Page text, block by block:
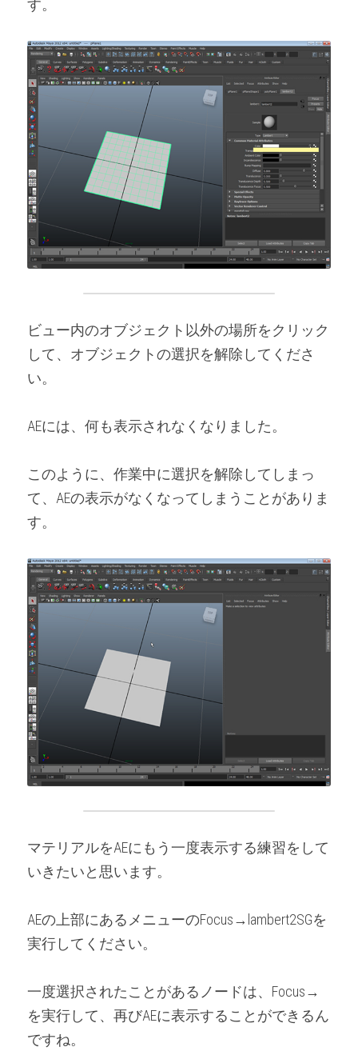
す。
ビュー内のオブジェクト以外の場所をクリック
して、オブジェクトの選択を解除してくださ
い。
AEには、何も表示されなくなりました。
このように、作業中に選択を解除してしまっ
て、AEの表示がなくなってしまうことがありま
す。
マテリアルをAEにもう一度表示する練習をして
いきたいと思います。
AEの上部にあるメニューのFocus→lambert2SGを
実行してください。
一度選択されたことがあるノードは、Focus→
を実行して、再びAEに表示することができるん
ですね。